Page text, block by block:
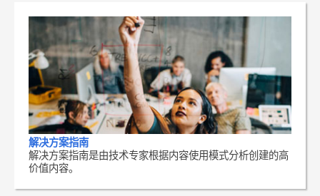
解决方案指南
解决方案指南是由技术专家根据内容使用模式分析创建的高
价值内容。